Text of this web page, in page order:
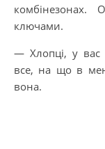
комбінезонах.
ключами.
— Хлопці, у вас
все, на що в
вона.